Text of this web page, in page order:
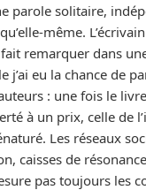
parole solitaire,
même.
fait remarquer dans
j’ai eu la chance de
: une fois le
à un prix, celle de
Les réseaux
caisses de
pas toujours les